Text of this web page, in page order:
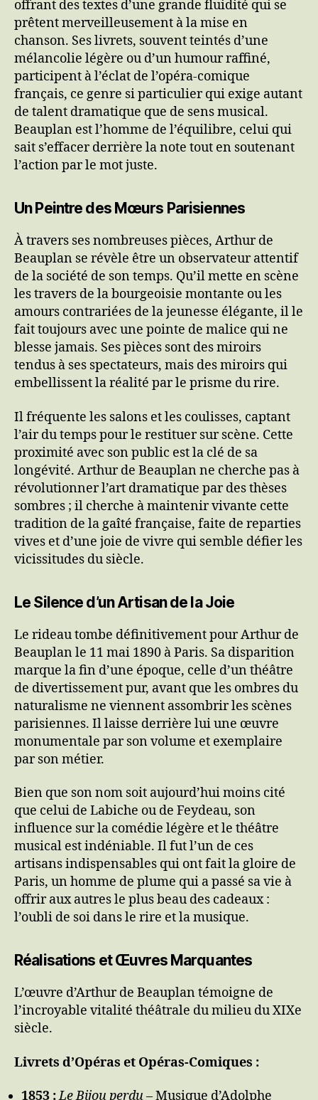
offrant des textes d’une grande fluidité qui se
prêtent merveilleusement à la mise en
chanson. Ses livrets, souvent teintés d’une
mélancolie légère ou d’un humour raffiné,
participent à l’éclat de l’opéra-comique
français, ce genre si particulier qui exige autant
de talent dramatique que de sens musical.
Beauplan est l’homme de l’équilibre, celui qui
sait s’effacer derrière la note tout en soutenant
l’action par le mot juste.
Un Peintre des Mœurs Parisiennes
À travers ses nombreuses pièces, Arthur de
Beauplan se révèle être un observateur attentif
de la société de son temps. Qu’il mette en scène
les travers de la bourgeoisie montante ou les
amours contrariées de la jeunesse élégante, il le
fait toujours avec une pointe de malice qui ne
blesse jamais. Ses pièces sont des miroirs
tendus à ses spectateurs, mais des miroirs qui
embellissent la réalité par le prisme du rire.
Il fréquente les salons et les coulisses, captant
l’air du temps pour le restituer sur scène. Cette
proximité avec son public est la clé de sa
longévité. Arthur de Beauplan ne cherche pas à
révolutionner l’art dramatique par des thèses
sombres ; il cherche à maintenir vivante cette
tradition de la gaîté française, faite de reparties
vives et d’une joie de vivre qui semble défier les
vicissitudes du siècle.
Le Silence d’un Artisan de la Joie
Le rideau tombe définitivement pour Arthur de
Beauplan le 11 mai 1890 à Paris. Sa disparition
marque la fin d’une époque, celle d’un théâtre
de divertissement pur, avant que les ombres du
naturalisme ne viennent assombrir les scènes
parisiennes. Il laisse derrière lui une œuvre
monumentale par son volume et exemplaire
par son métier.
Bien que son nom soit aujourd’hui moins cité
que celui de Labiche ou de Feydeau, son
influence sur la comédie légère et le théâtre
musical est indéniable. Il fut l’un de ces
artisans indispensables qui ont fait la gloire de
Paris, un homme de plume qui a passé sa vie à
offrir aux autres le plus beau des cadeaux :
l’oubli de soi dans le rire et la musique.
Réalisations et Œuvres Marquantes
L’œuvre d’Arthur de Beauplan témoigne de
l’incroyable vitalité théâtrale du milieu du XIXe
siècle.
Livrets d’Opéras et Opéras-Comiques :
1853 :Le Bijou perdu– Musique d’Adolphe